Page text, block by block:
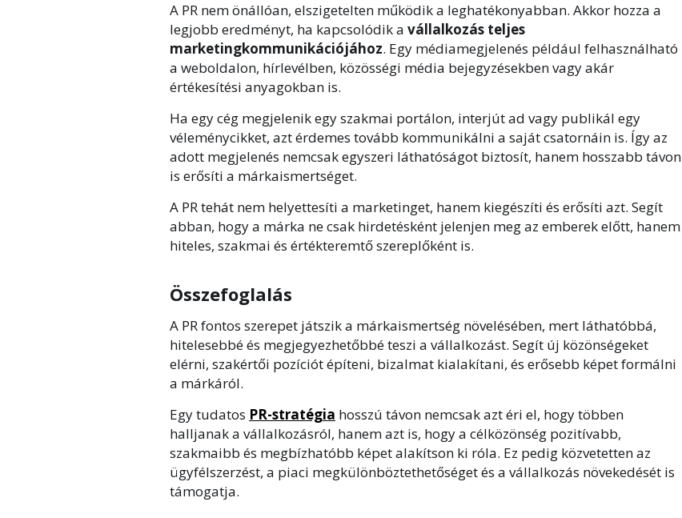
A PR nem önállóan, elszigetelten működik a leghatékonyabban. Akkor hozza a
legjobb eredményt, ha kapcsolódik a vállalkozás teljes
marketingkommunikációjához. Egy médiamegjelenés például felhasználható
a weboldalon, hírlevélben, közösségi média bejegyzésekben vagy akár
értékesítési anyagokban is.
Ha egy cég megjelenik egy szakmai portálon, interjút ad vagy publikál egy
véleménycikket, azt érdemes tovább kommunikálni a saját csatornáin is. Így az
adott megjelenés nemcsak egyszeri láthatóságot biztosít, hanem hosszabb távon
is erősíti a márkaismertséget.
A PR tehát nem helyettesíti a marketinget, hanem kiegészíti és erősíti azt. Segít
abban, hogy a márka ne csak hirdetésként jelenjen meg az emberek előtt, hanem
hiteles, szakmai és értékteremtő szereplőként is.
Összefoglalás
A PR fontos szerepet játszik a márkaismertség növelésében, mert láthatóbbá,
hitelesebbé és megjegyezhetőbbé teszi a vállalkozást. Segít új közönségeket
elérni, szakértői pozíciót építeni, bizalmat kialakítani, és erősebb képet formálni
a márkáról.
Egy tudatos PR-stratégia hosszú távon nemcsak azt éri el, hogy többen
halljanak a vállalkozásról, hanem azt is, hogy a célközönség pozitívabb,
szakmaibb és megbízhatóbb képet alakítson ki róla. Ez pedig közvetetten az
ügyfélszerzést, a piaci megkülönböztethetőséget és a vállalkozás növekedését is
támogatja.